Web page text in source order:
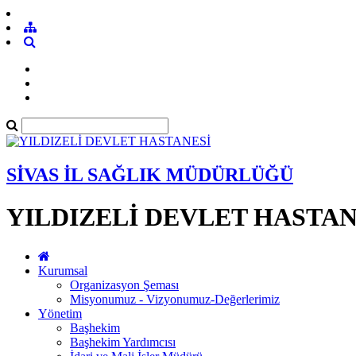
SİVAS İL SAĞLIK MÜDÜRLÜĞÜ
YILDIZELİ DEVLET
Kurumsal
Organizasyon Şeması
Misyonumuz - Vizyonumuz-Değerlerimiz
Yönetim
Başhekim
Başhekim Yardımcısı